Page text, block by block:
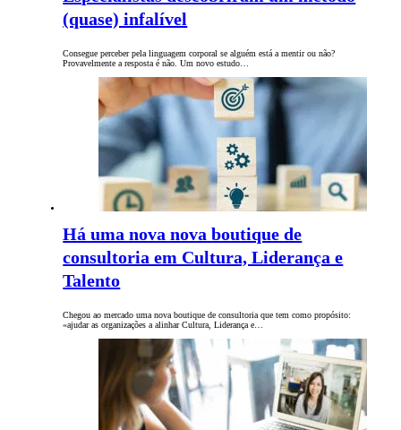
(quase) infalível
Consegue perceber pela linguagem corporal se alguém está a mentir ou não?
Provavelmente a resposta é não. Um novo estudo…
Há uma nova nova boutique de
consultoria em Cultura, Liderança e
Talento
Chegou ao mercado uma nova boutique de consultoria que tem como propósito:
«ajudar as organizações a alinhar Cultura, Liderança e…